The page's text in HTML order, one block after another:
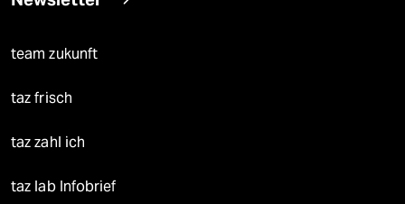
team zukunft
taz frisch
taz zahl ich
taz lab Infobrief